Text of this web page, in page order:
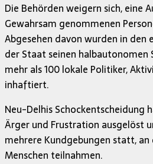
Die Behörden weigern sich, eine
Gewahrsam genommenen
Abgesehen davon wurden in den
der Staat seinen
mehr als 100 lokale Politiker,
inhaftiert.
Neu-Delhis
Ärger und Frustration ausgelöst
mehrere Kundgebungen statt, an
Menschen teilnahmen.